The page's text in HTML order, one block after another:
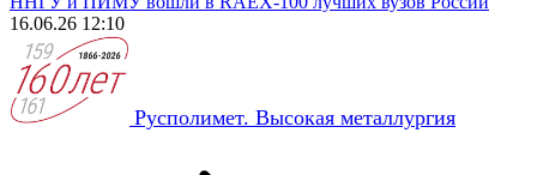
16.06.26 12:10
Русполимет. Высокая металлургия